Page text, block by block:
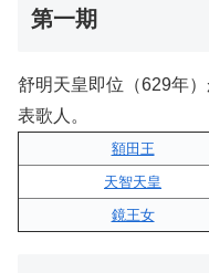
第一期
舒明天皇即位（629年
表歌人。
額田王
天智天皇
鏡王女